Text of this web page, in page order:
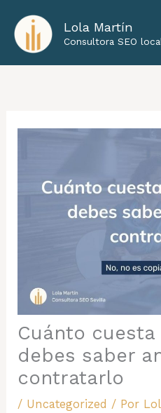
contenido
Lola Martín
Consultora SEO
Cuánto cuesta
debes saber
contratarlo
/ Uncategorized / Por